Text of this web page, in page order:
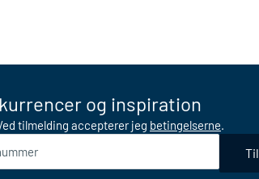
og inspiration
tilmelding accepterer jeg betingelserne.